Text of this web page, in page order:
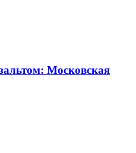
Московская